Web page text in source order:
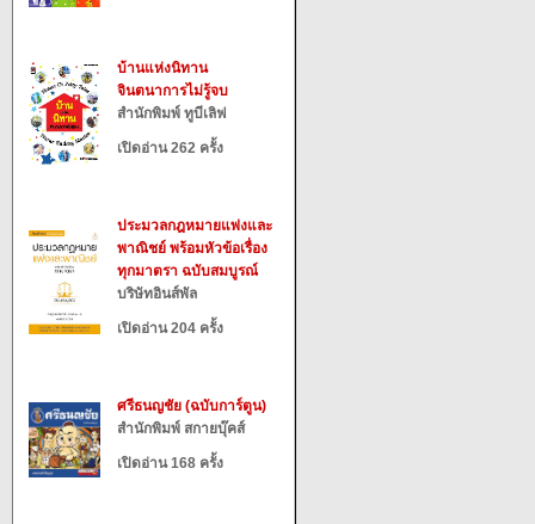
บ้านแห่งนิทาน
จินตนาการไม่รู้จบ
สำนักพิมพ์ ทูบีเลิฟ
เปิดอ่าน 262 ครั้ง
ประมวลกฎหมายแพ่งและ
พาณิชย์ พร้อมหัวข้อเรื่อง
ทุกมาตรา ฉบับสมบูรณ์
บริษัทอินส์พัล
เปิดอ่าน 204 ครั้ง
ศรีธนญชัย (ฉบับการ์ตูน)
สำนักพิมพ์ สกายบุ๊คส์
เปิดอ่าน 168 ครั้ง